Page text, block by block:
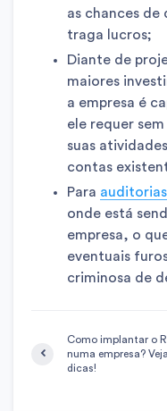
as chances
traga lucros;
Diante de
maiores
a empresa é
ele requer
suas
contas
Para
onde está
empresa, o
eventuais
criminosa de
Como implantar o
numa empresa? Veja
dicas!